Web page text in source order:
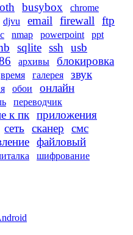
busybox
chrome
djvu email firewall ftp
nmap powerpoint
ppt
sqlite ssh usb
архивы блокировка
время галерея звук
обои
онлайн
переводчик
к пк приложения
сеть сканер
смс
файловый
шифрование